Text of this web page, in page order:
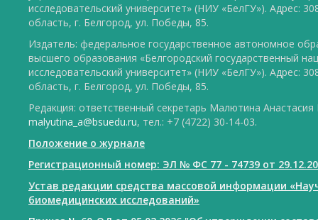
исследовательский университет» (НИУ «БелГУ»). Адрес:
область, г. Белгород, ул. Победы, 85.
Издатель: федеральное государственное автономное
высшего образования «Белгородский государственный
исследовательский университет» (НИУ «БелГУ»). Адрес:
область, г. Белгород, ул. Победы, 85.
Редакция: ответственный секретарь Малютина
malyutina_a@bsuedu.ru, тел.: +7 (4722) 30-14-03.
Положение о журнале
Регистрационный номер: ЭЛ № ФС 77 - 74739 от
Устав редакции средства массовой информации
биомедицинских исследований»